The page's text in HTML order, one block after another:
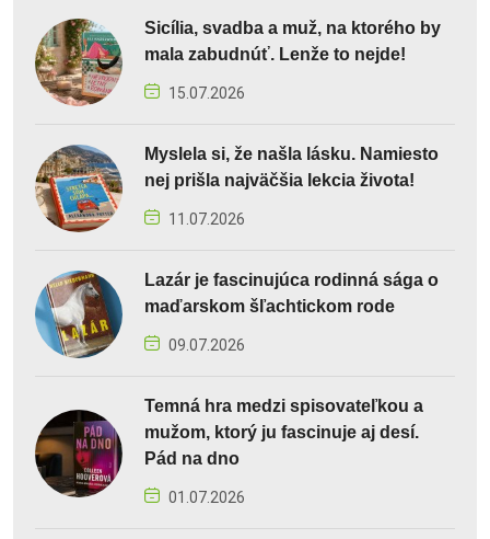
Sicília, svadba a muž, na ktorého by
mala zabudnúť. Lenže to nejde!
15.07.2026
Myslela si, že našla lásku. Namiesto
nej prišla najväčšia lekcia života!
11.07.2026
Lazár je fascinujúca rodinná sága o
maďarskom šľachtickom rode
09.07.2026
Temná hra medzi spisovateľkou a
mužom, ktorý ju fascinuje aj desí.
Pád na dno
01.07.2026